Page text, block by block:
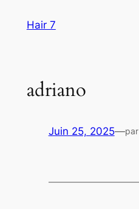
Hair 7
adriano
Juin 25, 2025—par